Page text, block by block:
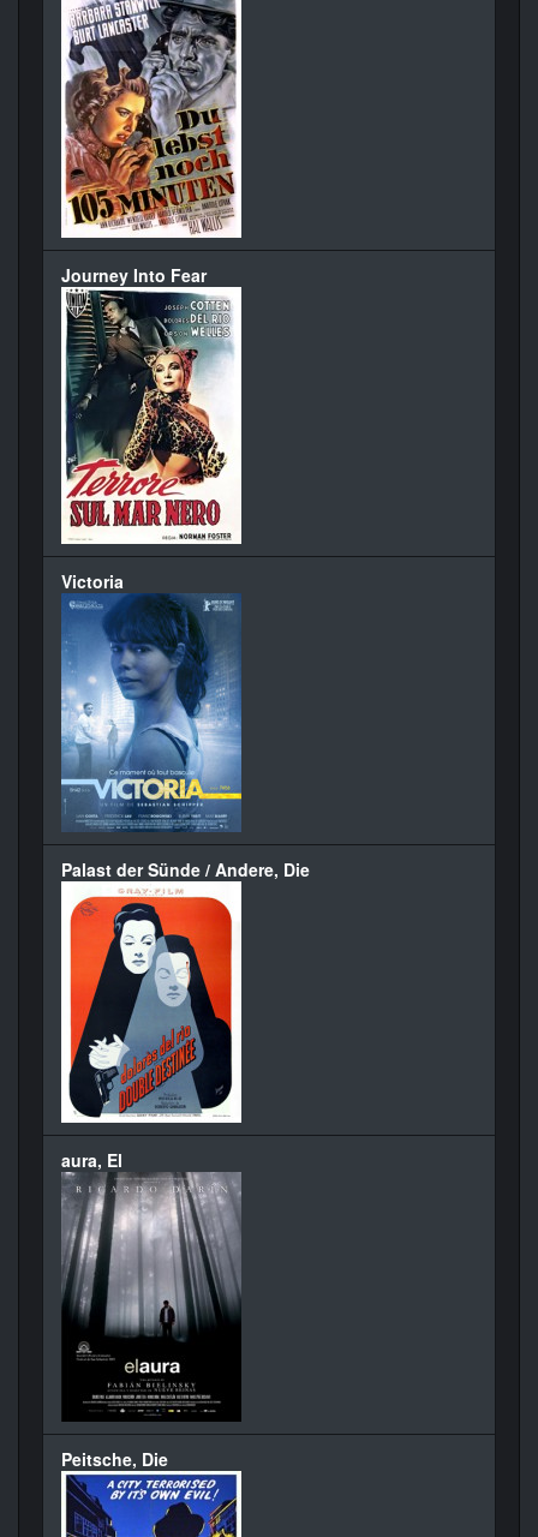
Journey Into Fear
Victoria
Palast der Sünde / Andere, Die
aura, El
Peitsche, Die